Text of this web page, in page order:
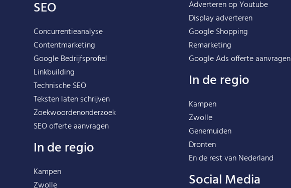
SEO
Concurrentieanalyse
Contentmarketing
Google Bedrijfsprofiel
Linkbuilding
Technische SEO
Teksten laten schrijven
Zoekwoordenonderzoek
SEO offerte aanvragen
In de regio
Kampen
Adverteren op Youtube
Display adverteren
Google Shopping
Remarketing
Google Ads offerte aanvragen
In de regio
Kampen
Zwolle
Genemuiden
Dronten
En de rest vanNederland
Social Media